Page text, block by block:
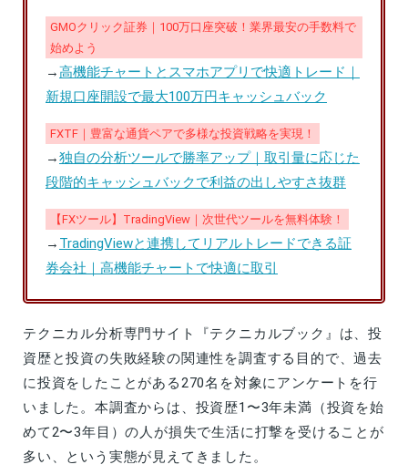
GMOクリック証券｜100万口座突破！業界最安の手数料で
始めよう
→高機能チャートとスマホアプリで快適トレード｜
新規口座開設で最大100万円キャッシュバック
FXTF｜豊富な通貨ペアで多様な投資戦略を実現！
→独自の分析ツールで勝率アップ｜取引量に応じた
段階的キャッシュバックで利益の出しやすさ抜群
【FXツール】TradingView｜次世代ツールを無料体験！
→ TradingViewと連携してリアルトレードできる証
券会社｜高機能チャートで快適に取引
テクニカル分析専門サイト『テクニカルブック』は、投
資歴と投資の失敗経験の関連性を調査する目的で、過去
に投資をしたことがある270名を対象にアンケートを行
いました。本調査からは、投資歴1〜3年未満（投資を始
めて2〜3年目）の人が損失で生活に打撃を受けることが
多い、という実態が見えてきました。